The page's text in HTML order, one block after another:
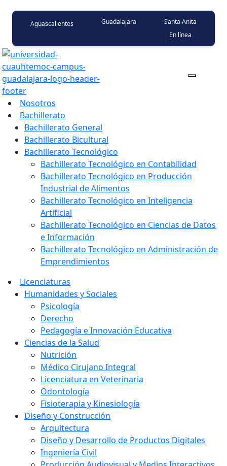
Aguascalientes Guadalajara
Santa Anita
En línea
Nosotros
Bachillerato
Bachillerato General
Bachillerato Bicultural
Bachillerato Tecnológico
Bachillerato Tecnológico en Contabilidad
Bachillerato Tecnológico en Producción
Industrial de Alimentos
Bachillerato Tecnológico en Inteligencia
Artificial
Bachillerato Tecnológico en Ciencias de Datos
e Información
Bachillerato Tecnológico en Administración de
Emprendimientos
Licenciaturas
Humanidades y Sociales
Psicología
Derecho
Pedagogía e Innovación Educativa
Ciencias de la Salud
Nutrición
Médico Cirujano Integral
Licenciatura en Veterinaria
Odontología
Fisioterapia y Kinesiología
Diseño y Construcción
Arquitectura
Diseño y Desarrollo de Productos Digitales
Ingeniería Civil